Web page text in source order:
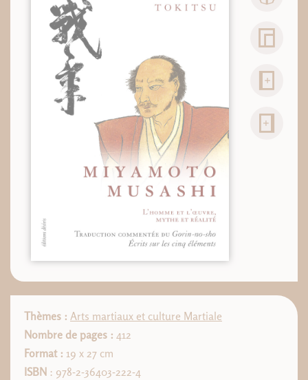
Thèmes : Arts martiaux et culture Martiale
Nombre de pages : 412
Format : 19 x 27 cm
ISBN : 978-2-36403-222-4